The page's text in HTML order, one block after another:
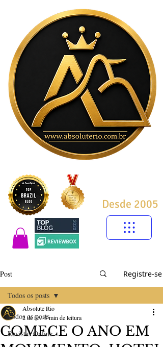
Desde 2005
Post Registre-se
Todos os posts
Revistas Online
Todos os posts
COMECE O ANO EM
Absolute Rio
2 de fev.3 min de leitura